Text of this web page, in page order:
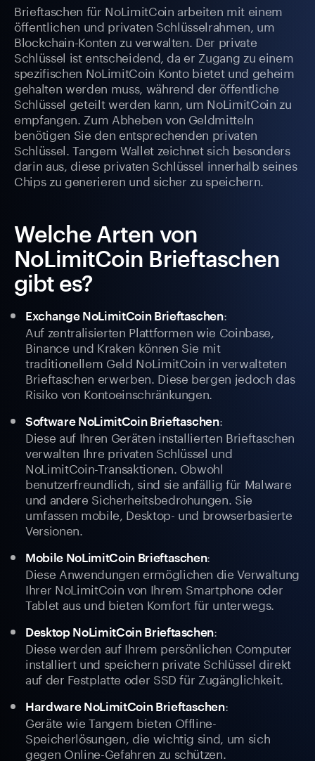
Brieftaschen für NoLimitCoin arbeiten mit einem
öffentlichen und privaten Schlüsselrahmen, um
Blockchain-Konten zu verwalten. Der private
Schlüssel ist entscheidend, da er Zugang zu einem
spezifischen NoLimitCoin Konto bietet und geheim
gehalten werden muss, während der öffentliche
Schlüssel geteilt werden kann, um NoLimitCoin zu
empfangen. Zum Abheben von Geldmitteln
benötigen Sie den entsprechenden privaten
Schlüssel. Tangem Wallet zeichnet sich besonders
darin aus, diese privaten Schlüssel innerhalb seines
Chips zu generieren und sicher zu speichern.
Welche Arten von
NoLimitCoin Brieftaschen
gibt es?
Exchange NoLimitCoin Brieftaschen:
Auf zentralisierten Plattformen wie Coinbase,
Binance und Kraken können Sie mit
traditionellem Geld NoLimitCoin in verwalteten
Brieftaschen erwerben. Diese bergen jedoch das
Risiko von Kontoeinschränkungen.
Software NoLimitCoin Brieftaschen:
Diese auf Ihren Geräten installierten Brieftaschen
verwalten Ihre privaten Schlüssel und
NoLimitCoin-Transaktionen. Obwohl
benutzerfreundlich, sind sie anfällig für Malware
und andere Sicherheitsbedrohungen. Sie
umfassen mobile, Desktop- und browserbasierte
Versionen.
Mobile NoLimitCoin Brieftaschen:
Diese Anwendungen ermöglichen die Verwaltung
Ihrer NoLimitCoin von Ihrem Smartphone oder
Tablet aus und bieten Komfort für unterwegs.
Desktop NoLimitCoin Brieftaschen:
Diese werden auf Ihrem persönlichen Computer
installiert und speichern private Schlüssel direkt
auf der Festplatte oder SSD für Zugänglichkeit.
Hardware NoLimitCoin Brieftaschen:
Geräte wie Tangem bieten Offline-
Speicherlösungen, die wichtig sind, um sich
gegen Online-Gefahren zu schützen.